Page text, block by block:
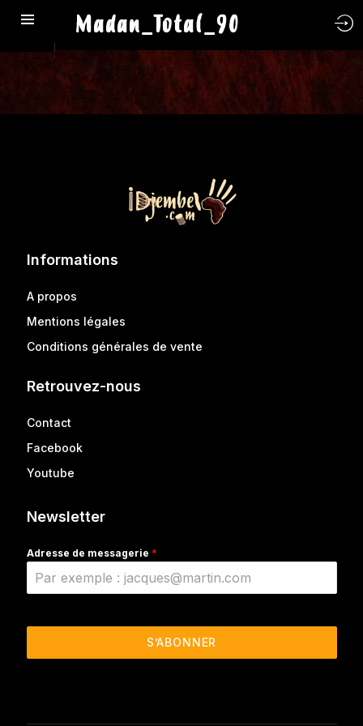
Madan_Total_90
Informations
A propos
Mentions légales
Conditions générales de vente
Retrouvez-nous
Contact
Facebook
Youtube
Newsletter
Adresse de messagerie *
S’ABONNER